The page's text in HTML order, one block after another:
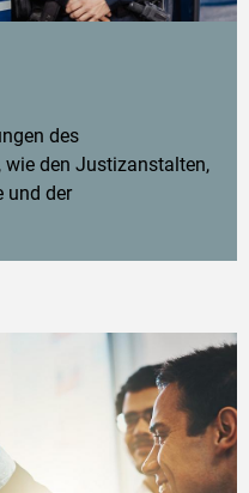
des
den Justizanstalten,
und der